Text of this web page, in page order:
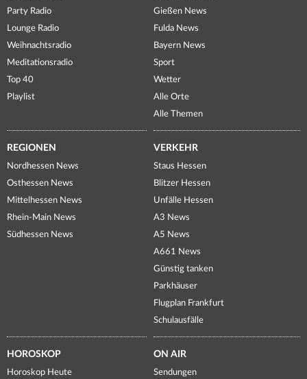
Party Radio
Lounge Radio
Weihnachtsradio
Meditationsradio
Top 40
Playlist
Gießen News
Fulda News
Bayern News
Sport
Wetter
Alle Orte
Alle Themen
REGIONEN
Nordhessen News
Osthessen News
Mittelhessen News
Rhein-Main News
Südhessen News
VERKEHR
Staus Hessen
Blitzer Hessen
Unfälle Hessen
A3 News
A5 News
A661 News
Günstig tanken
Parkhäuser
Flugplan Frankfurt
Schulausfälle
HOROSKOP
Horoskop Heute
ON AIR
Sendungen